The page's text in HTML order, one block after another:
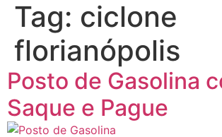
Tag: ciclone
florianópolis
Posto de Gasolina
Saque e Pague